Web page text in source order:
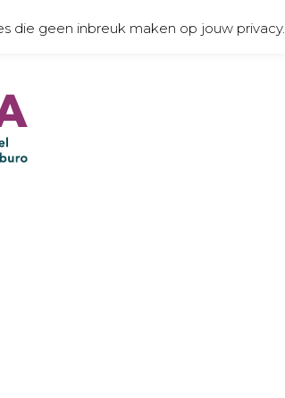
die geen inbreuk maken op jouw privacy.